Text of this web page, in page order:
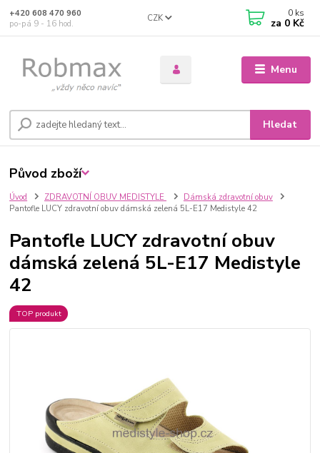
Menu
CZK
Hledat
+420 608 470 960
po-pá 9 - 16 hod.
0 ks
za 0 Kč
Úvod ZDRAVOTNÍ OBUV MEDISTYLE
Dámská zdravotní obuv
Pantofle LUCY zdravotní obuv dámská zelená 5L-E17 Medistyle 42
Pantofle LUCY zdravotní obuv
dámská zelená 5L-E17 Medistyle
42
TOP produkt
Původ zboží